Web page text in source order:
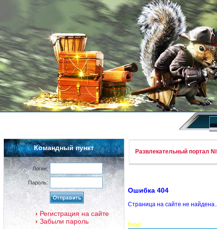
Командный пункт
Логин:
Пароль:
Регистрация на сайте
Забыли пароль
Развлекательный портал
Ошибка 404
Страница на сайте не
New!